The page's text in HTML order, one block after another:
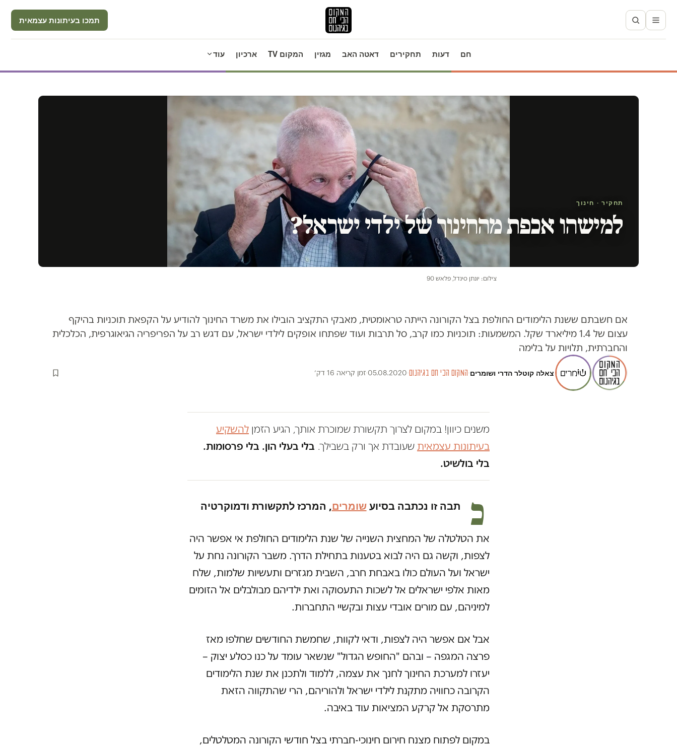
תמכו בעיתונות עצמאית
חם דעות תחקירים דאטה האב מגזין המקום TV ארכיון עוד
תחקיר · חינוך
למישהו אכפת מהחינוך של ילדי ישראל?
צילום: יונתן סינדל, פלאש 90
אם חשבתם ששנת הלימודים החולפת בצל הקורונה הייתה טראומטית, מאבקי התקציב הובילו את משרד החינוך להודיע על הקפאת תוכניות בהיקף
עצום של 1.4 מיליארד שקל. המשמעות: תוכניות כמו קרב, סל תרבות ועוד שפתחו אופקים לילדי ישראל, עם דגש רב על הפריפריה הגיאוגרפית, הכלכלית
והחברתית, תלויות על בלימה
צאלה קוטלר הדרי ושומרים·המקום הכי חם בגיהנום·
05.08.2020
·זמן קריאה 16 דק׳
משנים כיוון! במקום לצרוך תקשורת שמוכרת אותך, הגיע הזמן להשקיע
בעיתונות עצמאית שעובדת אך ורק בשבילך. בלי בעלי הון. בלי פרסומות.
בלי בולשיט.
כ תבה זו נכתבה בסיועשומרים, המרכז לתקשורת ודמוקרטיה
את הטלטלה של המחצית השנייה של שנת הלימודים החולפת אי אפשר היה
לצפות, וקשה גם היה לבוא בטענות בתחילת הדרך. משבר הקורונה נחת על
ישראל ועל העולם כולו באבחת חרב, השבית מגזרים ותעשיות שלמות, שלח
מאות אלפי ישראלים אל לשכות התעסוקה ואת ילדיהם מבולבלים אל הזומים
למיניהם, עם מורים אובדי עצות ובקשיי התחברות.
אבל אם אפשר היה לצפות, ודאי לקוות, שחמשת החודשים שחלפו מאז
פרצה המגפה – ובהם "החופש הגדול" שנשאר עומד על כנו כסלע יצוק –
יעזרו למערכת החינוך לחנך את עצמה, ללמוד ולתכנן את שנת הלימודים
הקרובה כחוויה מתקנת לילדי ישראל ולהוריהם, הרי שהתקווה הזאת
מתרסקת אל קרקע המציאות עוד באיבה.
במקום לפתוח מצנח חירום חינוכי-חברתי בצל חודשי הקורונה המטלטלים,